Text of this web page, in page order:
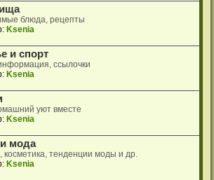
блюда, рецепты
Ksenia
и спорт
ссылочки
Ksenia
уют вместе
Ksenia
и мода
косметика, тенденции моды и др.
Ksenia